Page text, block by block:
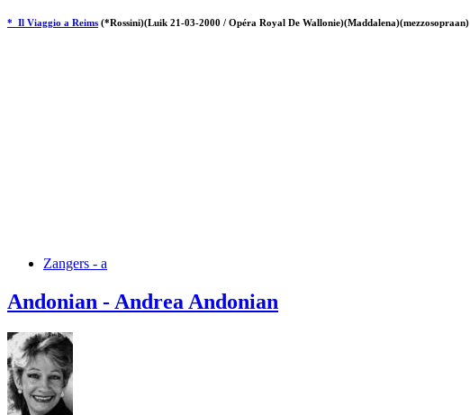
* Il Viaggio a Reims (*Rossini)(Luik 21-03-2000 / Opéra Royal De Wallonie)(Maddalena)(mezzosopraan)
Zangers - a
Andonian - Andrea Andonian